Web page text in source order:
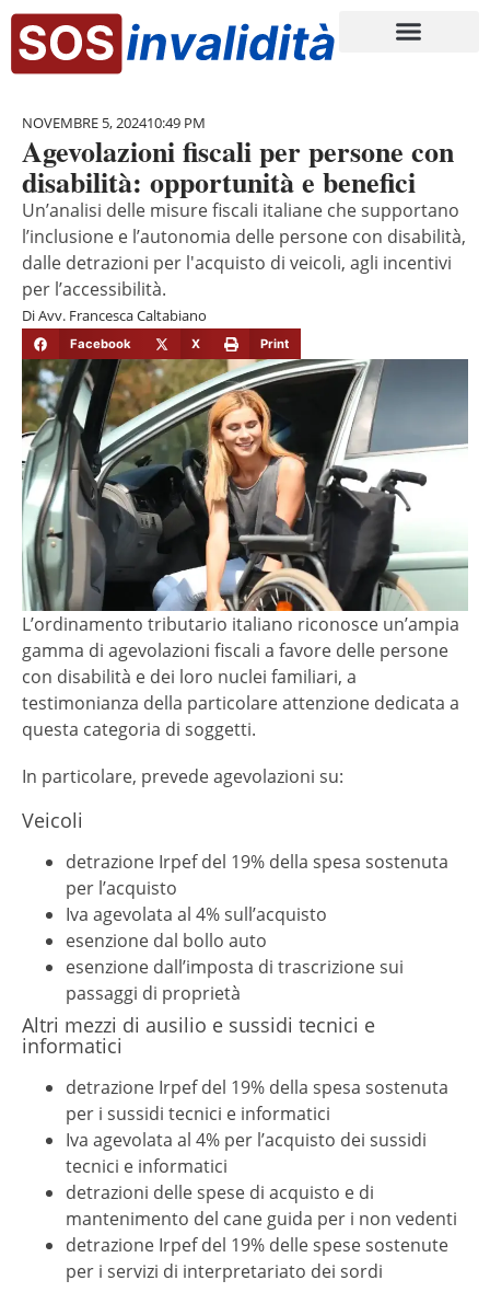
NOVEMBRE 5, 202410:49 PM
Agevolazioni fiscali per persone con
disabilità: opportunità e benefici
Un’analisi delle misure fiscali italiane che supportano
l’inclusione e l’autonomia delle persone con disabilità,
dalle detrazioni per l'acquisto di veicoli, agli incentivi
per l’accessibilità.
DiAvv. Francesca Caltabiano
Facebook X Print
L’ordinamento tributario italiano riconosce un’ampia
gamma di agevolazioni fiscali a favore delle persone
con disabilità e dei loro nuclei familiari, a
testimonianza della particolare attenzione dedicata a
questa categoria di soggetti.
In particolare, prevede agevolazioni su:
Veicoli
detrazione Irpef del 19% della spesa sostenuta
per l’acquisto
Iva agevolata al 4% sull’acquisto
esenzione dal bollo auto
esenzione dall’imposta di trascrizione sui
passaggi di proprietà
Altri mezzi di ausilio e sussidi tecnici e
informatici
detrazione Irpef del 19% della spesa sostenuta
per i sussidi tecnici e informatici
Iva agevolata al 4% per l’acquisto dei sussidi
tecnici e informatici
detrazioni delle spese di acquisto e di
mantenimento del cane guida per i non vedenti
detrazione Irpef del 19% delle spese sostenute
per i servizi di interpretariato dei sordi